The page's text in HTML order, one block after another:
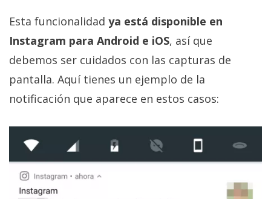
trucos y
tutoriales.
El Grupo
(CC) 2006-
2026.Algunos
derechos
Esta funcionalidad ya está disponible en
Instagram para Android e iOS, así que
debemos ser cuidados con las capturas de
pantalla. Aquí tienes un ejemplo de la
notificación que aparece en estos casos: